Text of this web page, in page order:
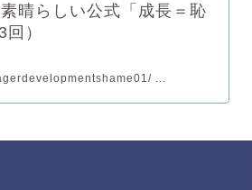
晴らしい公式「成長＝恥
）
...